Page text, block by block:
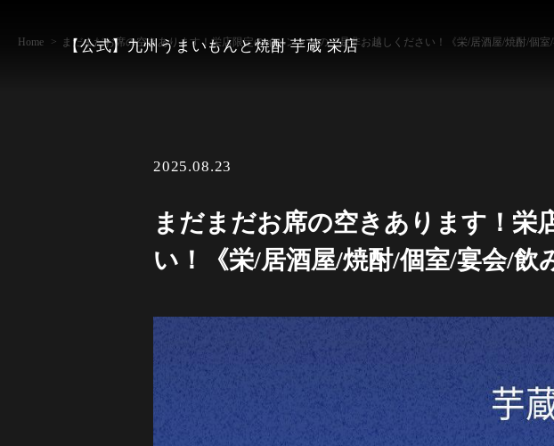
【公式】九州うまいもんと焼酎 芋蔵 栄店
Home まだまだお席の空きあります！栄店限定のイベントなので是非お越しください！《栄/居酒屋/焼酎/個室/
2025.08.23
まだまだお席の空きあります！栄
い！《栄/居酒屋/焼酎/個室/宴会/飲